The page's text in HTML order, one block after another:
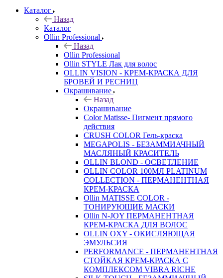
Каталог
Назад
Каталог
Ollin Professional
Назад
Ollin Professional
Ollin STYLE Лак для волос
OLLIN VISION - КРЕМ-КРАСКА ДЛЯ
БРОВЕЙ И РЕСНИЦ
Окрашивание
Назад
Окрашивание
Color Matisse- Пигмент прямого
действия
CRUSH COLOR Гель-краска
MEGAPOLIS - БЕЗАММИАЧНЫЙ
МАСЛЯНЫЙ КРАСИТЕЛЬ
OLLIN BLOND - ОСВЕТЛЕНИЕ
OLLIN COLOR 100МЛ PLATINUM
COLLECTION - ПЕРМАНЕНТНАЯ
КРЕМ-КРАСКА
Ollin MATISSE COLOR -
ТОНИРУЮЩИЕ МАСКИ
Ollin N-JOY ПЕРМАНЕНТНАЯ
КРЕМ-КРАСКА ДЛЯ ВОЛОС
OLLIN OXY - ОКИСЛЯЮЩАЯ
ЭМУЛЬСИЯ
PERFORMANCE - ПЕРМАНЕНТНАЯ
СТОЙКАЯ КРЕМ-КРАСКА С
КОМПЛЕКСОМ VIBRA RICHE